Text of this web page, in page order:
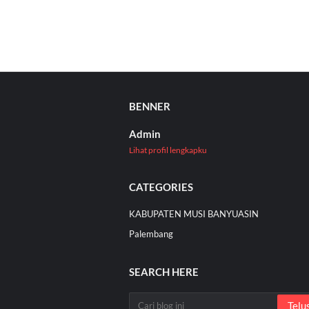
BENNER
Admin
Lihat profil lengkapku
CATEGORIES
KABUPATEN MUSI BANYUASIN
Palembang
SEARCH HERE